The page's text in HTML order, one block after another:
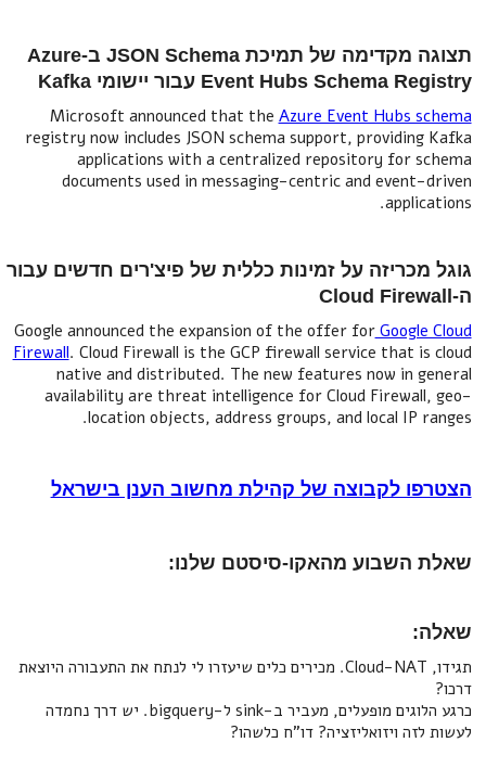
תצוגה מקדימה של תמיכת JSON Schema ב-Azure
Event Hubs Schema Registry עבור יישומי Kafka
Microsoft announced that the Azure Event Hubs schema
registry now includes JSON schema support, providing Kafka
applications with a centralized repository for schema
documents used in messaging-centric and event-driven
applications.
גוגל מכריזה על זמינות כללית של פיצ'רים חדשים עבור
ה-Cloud Firewall
Google announced the expansion of the offer forGoogle Cloud
Firewall. Cloud Firewall is the GCP firewall service that is cloud
native and distributed. The new features now in general
availability are threat intelligence for Cloud Firewall, geo-
location objects, address groups, and local IP ranges.
הצטרפו לקבוצה של קהילת מחשוב הענן בישראל
שאלת השבוע מהאקו-סיסטם שלנו:
שאלה:
תגידו, Cloud-NAT. מכירים כלים שיעזרו לי לנתח את התעבורה היוצאת
דרכו?
כרגע הלוגים מופעלים, מעביר ב-sink ל-bigquery. יש דרך נחמדה
לעשות לזה ויזואליזציה? דו"ח כלשהו?